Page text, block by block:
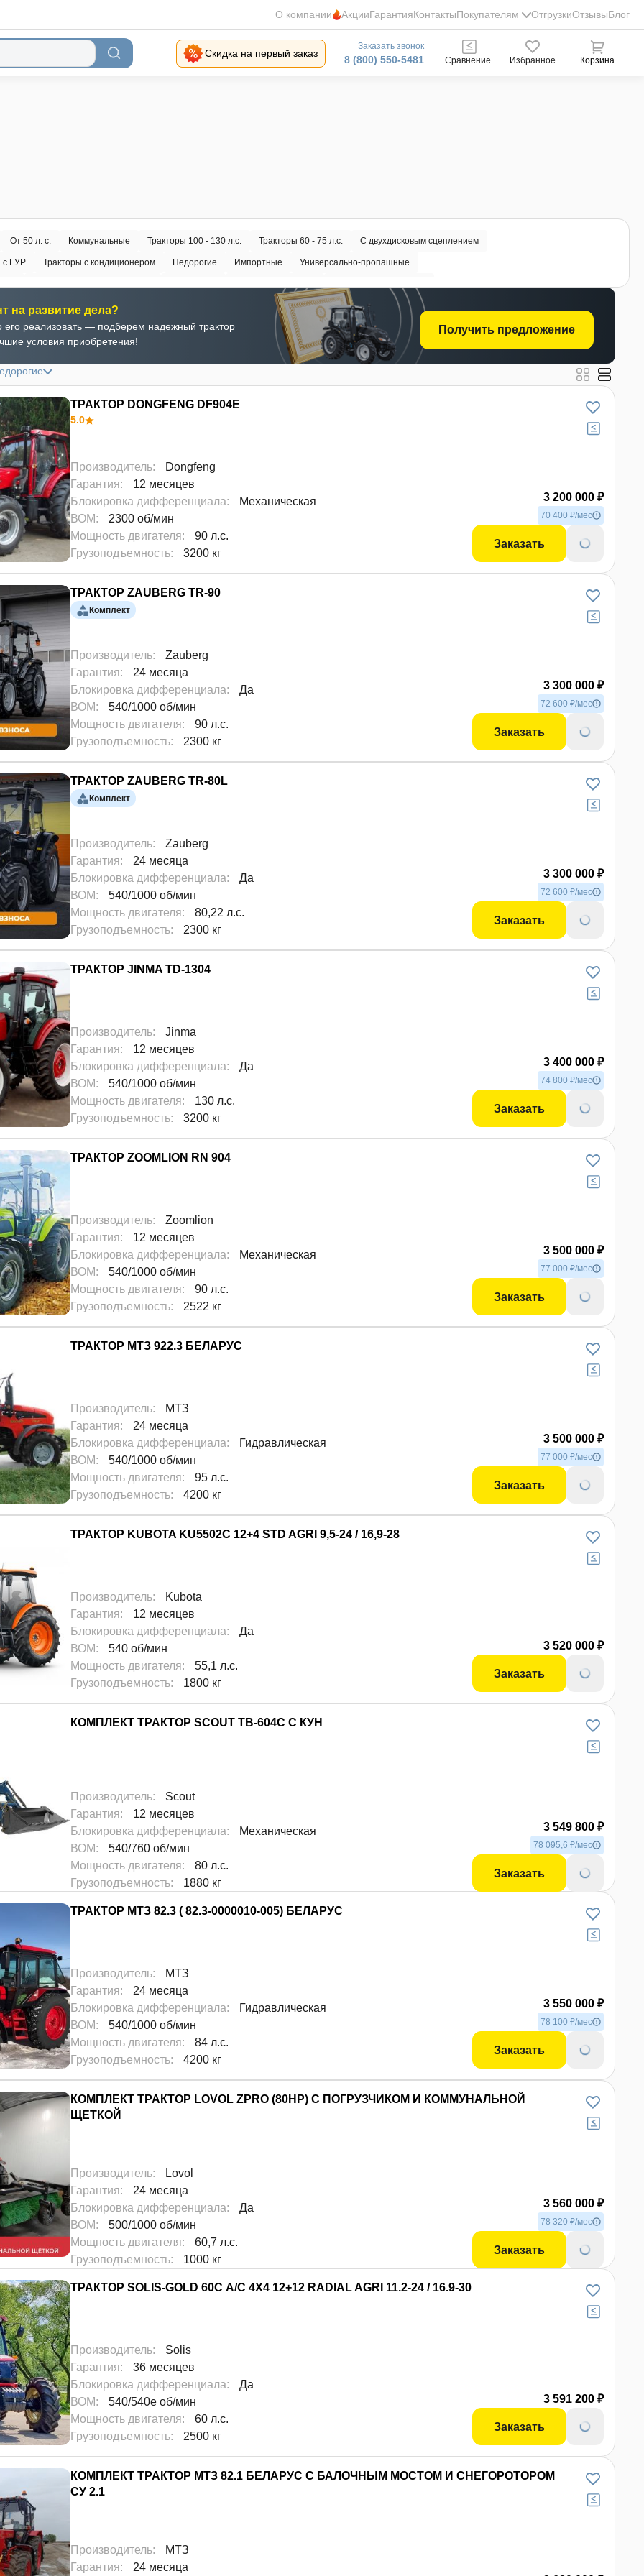
О компании АкцииГарантияКонтактыПокупателям ОтгрузкиОтзывыБлог
Скидка на первый заказ
Заказать звонок
8 (800) 550-5481 Сравнение Избранное Корзина
От 50 л. с. Коммунальные Тракторы 100 - 130 л.с. Тракторы 60 - 75 л.с. С двухдисковым сцеплением
с ГУР Тракторы с кондиционером Недорогие Импортные Универсально-пропашные
Русич Рустрак
на развитие дела?
реализовать — подберем надежный трактор
условия приобретения!
Получить предложение
5.0
ТРАКТОР DONGFENG DF904E
Производитель:
Dongfeng
Гарантия:
12 месяцев
Блокировка дифференциала:
Механическая
ВОМ:
2300 об/мин
Мощность двигателя:
90 л.с.
Грузоподъемность: 3200 кг
3 200 000 ₽
70 400 ₽/мес
Заказать
ТРАКТОР ZAUBERG TR-90
Комплект
Производитель:
Zauberg
Гарантия:
24 месяца
Блокировка дифференциала:
Да
ВОМ:
540/1000 об/мин
Мощность двигателя:
90 л.с.
Грузоподъемность: 2300 кг
3 300 000 ₽
72 600 ₽/мес
Заказать
ТРАКТОР ZAUBERG TR-80L
Комплект
Производитель:
Zauberg
Гарантия:
24 месяца
Блокировка дифференциала:
Да
ВОМ:
540/1000 об/мин
Мощность двигателя:
80,22 л.с.
Грузоподъемность: 2300 кг
3 300 000 ₽
72 600 ₽/мес
Заказать
ТРАКТОР JINMA TD-1304
Производитель:
Jinma
Гарантия:
12 месяцев
Блокировка дифференциала:
Да
ВОМ:
540/1000 об/мин
Мощность двигателя:
130 л.с.
Грузоподъемность: 3200 кг
3 400 000 ₽
74 800 ₽/мес
Заказать
ТРАКТОР ZOOMLION RN 904
Производитель:
Zoomlion
Гарантия:
12 месяцев
Блокировка дифференциала:
Механическая
ВОМ:
540/1000 об/мин
Мощность двигателя:
90 л.с.
Грузоподъемность: 2522 кг
3 500 000 ₽
77 000 ₽/мес
Заказать
ТРАКТОР МТЗ 922.3 БЕЛАРУС
Производитель:
МТЗ
Гарантия:
24 месяца
Блокировка дифференциала:
Гидравлическая
ВОМ:
540/1000 об/мин
Мощность двигателя:
95 л.с.
Грузоподъемность: 4200 кг
3 500 000 ₽
77 000 ₽/мес
Заказать
ТРАКТОР KUBOTA KU5502C 12+4 STD AGRI 9,5-24 / 16,9-28
Производитель:
Kubota
Гарантия:
12 месяцев
Блокировка дифференциала:
Да
ВОМ:
540 об/мин
Мощность двигателя:
55,1 л.с.
Грузоподъемность: 1800 кг
3 520 000 ₽
Заказать
КОМПЛЕКТ ТРАКТОР SCOUT TB-604С С КУН
Производитель:
Scout
Гарантия:
12 месяцев
Блокировка дифференциала:
Механическая
ВОМ:
540/760 об/мин
Мощность двигателя:
80 л.с.
Грузоподъемность: 1880 кг
3 549 800 ₽
78 095,6 ₽/мес
Заказать
ТРАКТОР МТЗ 82.3 ( 82.3-0000010-005) БЕЛАРУС
Производитель:
МТЗ
Гарантия:
24 месяца
Блокировка дифференциала:
Гидравлическая
ВОМ:
540/1000 об/мин
Мощность двигателя:
84 л.с.
Грузоподъемность: 4200 кг
3 550 000 ₽
78 100 ₽/мес
Заказать
КОМПЛЕКТ ТРАКТОР LOVOL ZPRO (80HP) С ПОГРУЗЧИКОМ И КОММУНАЛЬНОЙ
ЩЕТКОЙ
Производитель:
Lovol
Гарантия:
24 месяца
Блокировка дифференциала:
Да
ВОМ:
500/1000 об/мин
Мощность двигателя:
60,7 л.с.
Грузоподъемность: 1000 кг
3 560 000 ₽
78 320 ₽/мес
Заказать
ТРАКТОР SOLIS-GOLD 60С A/С 4X4 12+12 RADIAL AGRI 11.2-24 / 16.9-30
Производитель:
Solis
Гарантия:
36 месяцев
Блокировка дифференциала:
Да
ВОМ:
540/540e об/мин
Мощность двигателя:
60 л.с.
Грузоподъемность: 2500 кг
3 591 200 ₽
Заказать
КОМПЛЕКТ ТРАКТОР МТЗ 82.1 БЕЛАРУС С БАЛОЧНЫМ МОСТОМ И СНЕГОРОТОРОМ
СУ 2.1
Производитель:
МТЗ
Гарантия:
24 месяца